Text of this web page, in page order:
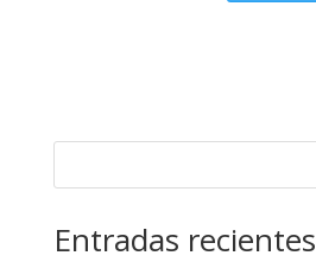
Entradas recientes